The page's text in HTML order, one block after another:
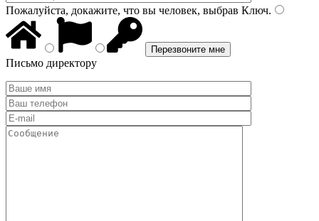
Пожалуйста, докажите, что вы человек, выбрав Ключ.
Письмо директору